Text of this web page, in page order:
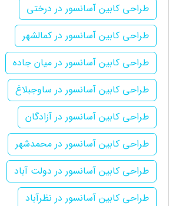
طراحی کابین آسانسور در درختی
طراحی کابین آسانسور در کمالشهر
طراحی کابین آسانسور در میان جاده
طراحی کابین آسانسور در ساوجبلاغ
طراحی کابین آسانسور در آزادگان
طراحی کابین آسانسور در محمدشهر
طراحی کابین آسانسور در دولت آباد
طراحی کابین آسانسور در نظرآباد